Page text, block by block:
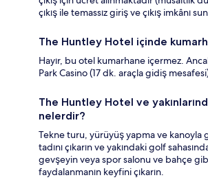
çıkış ile temassız giriş ve çıkış imkânı
The Huntley Hotel içinde
Hayır, bu otel kumarhane içermez.
Park Casino (17 dk. araçla gidiş
The Huntley Hotel ve
nelerdir?
Tekne turu, yürüyüş yapma ve
tadını çıkarın ve yakındaki golf
gevşeyin veya spor salonu ve bahçe
faydalanmanın keyfini çıkarın.